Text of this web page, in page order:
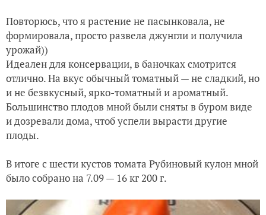
Повторюсь, что я растение не пасынковала, не
формировала, просто развела джунгли и получила
урожай))
Идеален для консервации, в баночках смотрится
отлично. На вкус обычный томатный — не сладкий, но
и не безвкусный, ярко-томатный и ароматный.
Большинство плодов мной были сняты в буром виде
и дозревали дома, чтоб успели вырасти другие
плоды.
В итоге с шести кустов томата Рубиновый кулон мной
было собрано на 7.09 — 16 кг 200 г.